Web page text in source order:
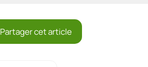
Partager cet article